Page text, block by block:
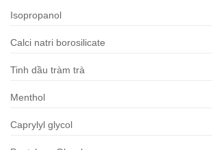
Isopropanol
Calci natri borosilicate
Tinh dầu tràm trà
Menthol
Caprylyl glycol